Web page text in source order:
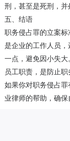
刑，甚至是死刑，并
五、结语
职务侵占罪的立案
是企业的工作人员
一点，避免因小失
员工职责，是防止职
如果你对职务侵占
业律师的帮助，确保